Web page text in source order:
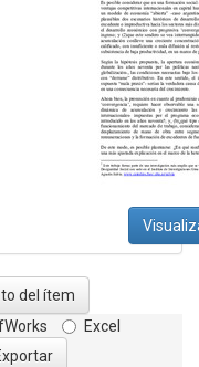
del ítem
Excel